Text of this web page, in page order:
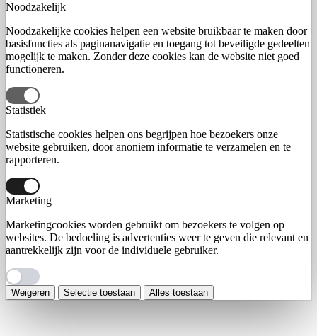
Noodzakelijk
Noodzakelijke cookies helpen een website bruikbaar te maken door
basisfuncties als paginanavigatie en toegang tot beveiligde gedeelten
mogelijk te maken. Zonder deze cookies kan de website niet goed
functioneren.
Statistiek
Statistische cookies helpen ons begrijpen hoe bezoekers onze
website gebruiken, door anoniem informatie te verzamelen en te
rapporteren.
Marketing
Marketingcookies worden gebruikt om bezoekers te volgen op
websites. De bedoeling is advertenties weer te geven die relevant en
aantrekkelijk zijn voor de individuele gebruiker.
Weigeren Selectie toestaan Alles toestaan